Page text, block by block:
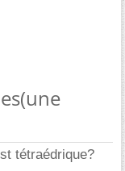
tétraédrique?